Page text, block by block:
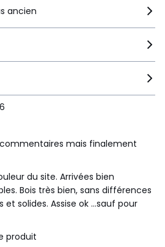
ancien
mais finalement
du site. Arrivées bien
Bois très bien, sans différences
solides. Assise ok …sauf pour
produit